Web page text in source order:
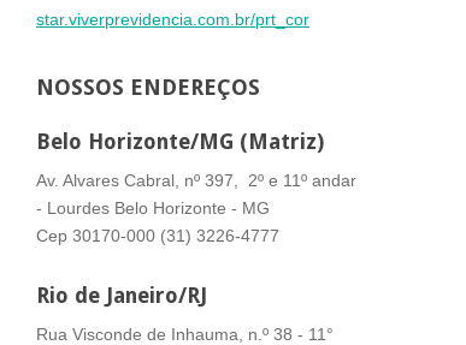
star.viverprevidencia.com.br/prt_cor
NOSSOS ENDEREÇOS
Belo Horizonte/MG (Matriz)
Av. Alvares Cabral, nº 397, 2º e 11º andar
- Lourdes Belo Horizonte - MG
Cep 30170-000 (31) 3226-4777
Rio de Janeiro/RJ
Rua Visconde de Inhauma, n.º 38 - 11°